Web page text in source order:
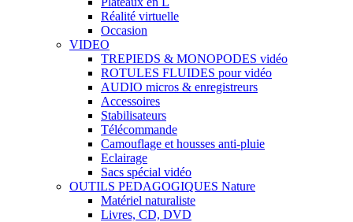
Réalité virtuelle
Occasion
VIDEO
TREPIEDS & MONOPODES vidéo
ROTULES FLUIDES pour vidéo
AUDIO micros & enregistreurs
Accessoires
Stabilisateurs
Télécommande
Camouflage et housses anti-pluie
Eclairage
Sacs spécial vidéo
OUTILS PEDAGOGIQUES Nature
Matériel naturaliste
Livres, CD, DVD